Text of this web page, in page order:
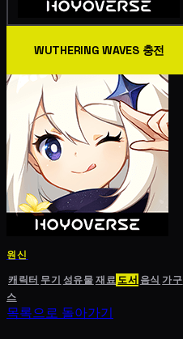
WUTHERING WAVES 충전
원신
캐릭터 무기 성유물재료도서 음식 가구
스
목록으로 돌아가기